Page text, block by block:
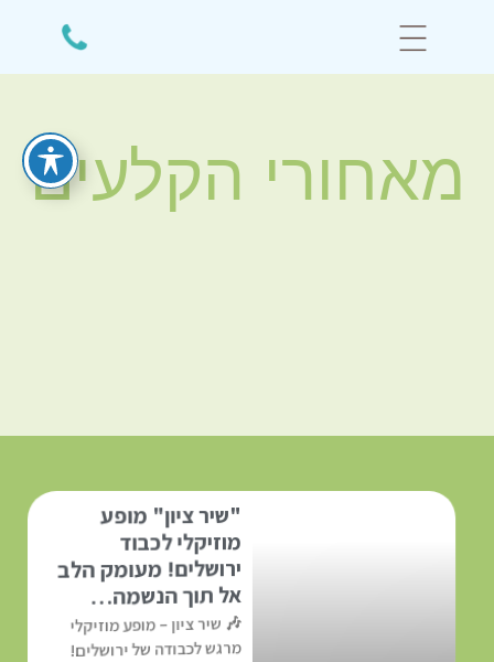
מאחורי הקלעים
"שיר ציון" מופע
מוזיקלי לכבוד
ירושלים! מעומק הלב
אל תוך הנשמה…
🎶 שיר ציון – מופע מוזיקלי
מרגש לכבודה של ירושלים!
מיועד למבוגרים ונוער מתאים
לקהילות ומוסדות חינוכיים עיר
אחת. אינספור ניגונים, ולב